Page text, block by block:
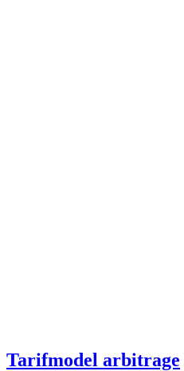
Tarifmodel arbitrage